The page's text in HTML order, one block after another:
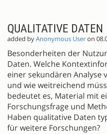
QUALITATIVE DATEN
added byAnonymous Useron
Besonderheiten der
Daten. Welche
einer sekundären Analyse
und wie weitreichend
bedeutet es, Material mit
Forschungsfrage und
Haben qualitative Daten
für weitere Forschungen?